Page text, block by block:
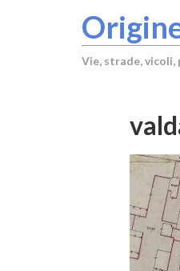
Vie, strade, vicoli,